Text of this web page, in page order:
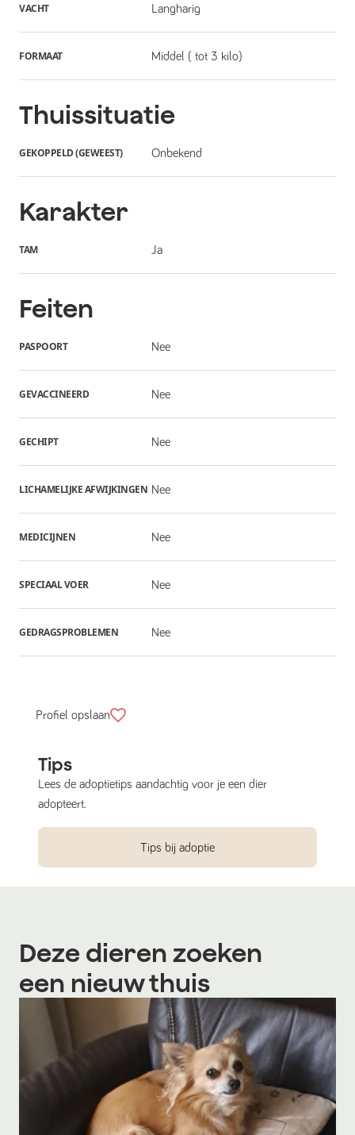
VACHT Langharig
FORMAAT Middel ( tot 3 kilo)
Thuissituatie
GEKOPPELD (GEWEEST) Onbekend
Karakter
TAM Ja
Feiten
PASPOORT Nee
GEVACCINEERD Nee
GECHIPT Nee
LICHAMELIJKE AFWIJKINGEN Nee
MEDICIJNEN Nee
SPECIAAL VOER Nee
GEDRAGSPROBLEMEN Nee
Profiel opslaan
Tips
Lees de adoptietips aandachtig voor je een dier
adopteert.
Tips bij adoptie
Deze dieren zoeken
een nieuw thuis